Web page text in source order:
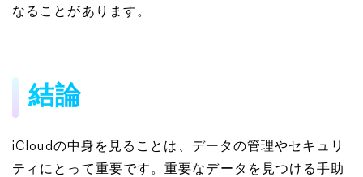
なることがあります。
結論
iCloudの中身を見ることは、データの管理やセキュリ
ティにとって重要です。重要なデータを見つける手助